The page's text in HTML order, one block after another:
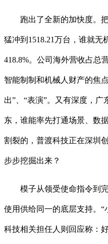
跑出了全新的加快度。把
猛冲到1518.21万台，谁就无
418.8%。公司海外营收占总
智能制制和机械人财产的焦
出”、“表演”。又有深度，
东，谁能率先打通场景、数
割裂的，普渡科技正在深圳
步步挖掘出来？
模子从领受使命指令到完
使用供给同一的底层支持。
科技相关担任人则回应称：